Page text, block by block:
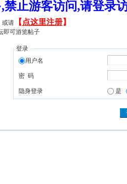
,禁止游客访问,请登
或请 【 点这里注册】
即可游览帖子
登录
用户名
密 码
隐身登录 是